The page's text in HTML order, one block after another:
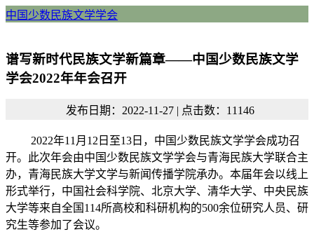
中国少数民族文学学会
谱写新时代民族文学新篇章——中国少数民族文学
学会2022年年会召开
发布日期：2022-11-27 | 点击数：11146
2022年11月12日至13日，中国少数民族文学学会成功召
开。此次年会由中国少数民族文学学会与青海民族大学联合主
办，青海民族大学文学与新闻传播学院承办。本届年会以线上
形式举行，中国社会科学院、北京大学、清华大学、中央民族
大学等来自全国114所高校和科研机构的500余位研究人员、研
究生等参加了会议。